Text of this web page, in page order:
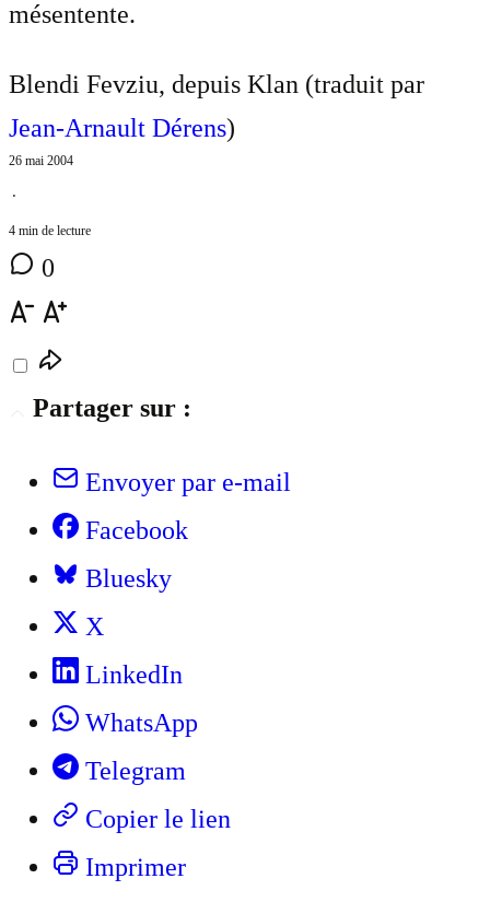
mésentente.
Blendi Fevziu, depuis Klan (traduit par
Jean-Arnault Dérens)
26 mai 2004
⋅
4 min de lecture
0
Partager sur :
Envoyer par e-mail
Facebook
Bluesky
X
LinkedIn
WhatsApp
Telegram
Copier le lien
Imprimer